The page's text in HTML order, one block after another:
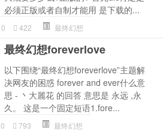
必须正版或者自制才能用 是下载的...
0 422 最终幻想
最终幻想foreverlove
以下围绕“最终幻想foreverlove”主题解
决网友的困惑 forever and ever什么意
思 - 丶大麗花 的回答 意思是 永远 ,永
久。 这是一个固定短语1.fore...
0 793 最终幻想